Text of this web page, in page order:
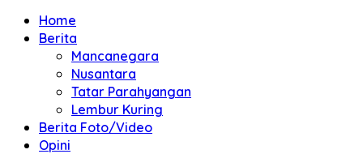
Home
Berita
Mancanegara
Nusantara
Tatar Parahyangan
Lembur Kuring
Berita Foto/Video
Opini